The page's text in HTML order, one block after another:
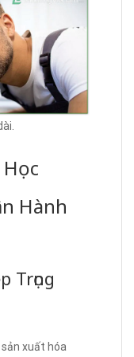
Hành
Trọng
xuất hóa